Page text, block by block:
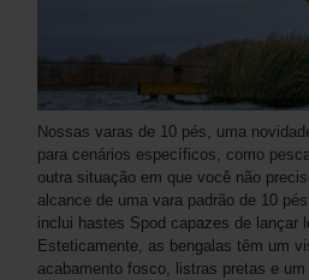
Nossas varas de 10 pés, uma
para cenários específicos, como
outra situação em que você não
alcance de uma vara padrão de 10
inclui hastes Spod capazes de lançar
Esteticamente, as bengalas têm um
acabamento fosco, listras pretas e